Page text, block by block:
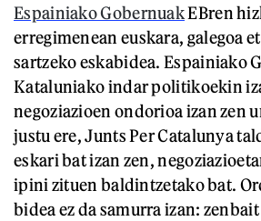
Espainiako GobernuakEBren
erregimenean euskara, galegoa
sartzeko eskabidea. Espainiako
Kataluniako indar politikoekin
negoziazioen ondorioa izan zen
justu ere, Junts Per Catalunya
eskari bat izan zen,
ipini zituen baldintzetako bat.
bidea ez da samurra izan: